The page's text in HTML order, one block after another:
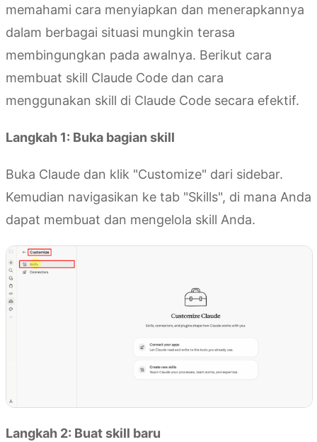
memahami cara menyiapkan dan menerapkannya
dalam berbagai situasi mungkin terasa
membingungkan pada awalnya. Berikut cara
membuat skill Claude Code dan cara
menggunakan skill di Claude Code secara efektif.
Langkah 1: Buka bagian skill
Buka Claude dan klik "Customize" dari sidebar.
Kemudian navigasikan ke tab "Skills", di mana Anda
dapat membuat dan mengelola skill Anda.
Langkah 2: Buat skill baru